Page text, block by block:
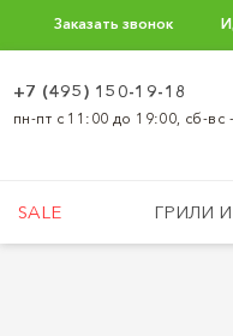
Заказать звонок
+7 (495) 150-19-18
пн-пт с 11:00 до 19:00, сб-вс
SALE ГРИЛИ